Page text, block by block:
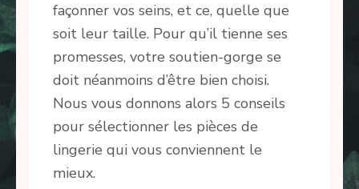
façonner vos seins, et ce, quelle que
soit leur taille. Pour qu’il tienne ses
promesses, votre soutien-gorge se
doit néanmoins d’être bien choisi.
Nous vous donnons alors 5 conseils
pour sélectionner les pièces de
lingerie qui vous conviennent le
mieux.